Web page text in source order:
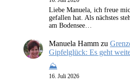
Liebe Manuela, ich freue
gefallen hat. Als nächstes
am Bodensee…
Manuela Hamm zu
Gipfelglück: Es geht
⛰️
16. Juli 2026